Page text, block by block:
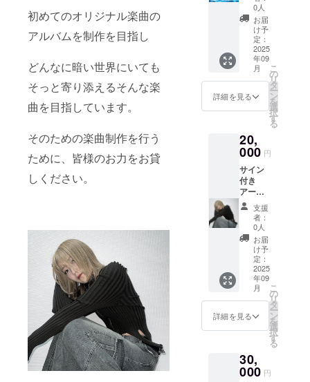
初めてのオリジナル楽曲の
アルバムを制作を目指し
どんなに暗い世界にいても
そっと寄り添えるそんな楽
曲を目指しています。
そのための楽曲制作を行う
ために、皆様のお力をお貸
しください。
可能な
限り詳
しく ・
注意事
項：支
援時、
必ず備
考欄に
掲載を
ご記入
くださ
：
ロゴや
バナー
などの
画像の
受け渡
しにつ
いて
は、プ
ロジェ
クト終
了後に
お送り
認くだ
さい。
デオを
送りま
す 2分
ほど
0人
お届
け予
定：
2025
年09
月
詳細を見る
こ
の
リ
タ
ー
ン
を
選
択
す
る
20,
000 円
サイン
付き
アー写
提供支援
者：
0人
お届
け予
定：
2025
年09
月
詳細を見る
こ
の
リ
タ
ー
ン
を
選
択
す
る
30,
000 円